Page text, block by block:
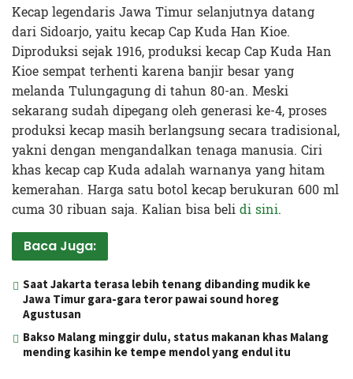
Kecap legendaris Jawa Timur selanjutnya datang
dari Sidoarjo, yaitu kecap Cap Kuda Han Kioe.
Diproduksi sejak 1916, produksi kecap Cap Kuda Han
Kioe sempat terhenti karena banjir besar yang
melanda Tulungagung di tahun 80-an. Meski
sekarang sudah dipegang oleh generasi ke-4, proses
produksi kecap masih berlangsung secara tradisional,
yakni dengan mengandalkan tenaga manusia. Ciri
khas kecap cap Kuda adalah warnanya yang hitam
kemerahan. Harga satu botol kecap berukuran 600 ml
cuma 30 ribuan saja. Kalian bisa belidi sini.
Baca Juga:
Saat Jakarta terasa lebih tenang dibanding mudik ke
Jawa Timur gara-gara teror pawai sound horeg
Agustusan
Bakso Malang minggir dulu, status makanan khas Malang
mending kasihin ke tempe mendol yang endul itu